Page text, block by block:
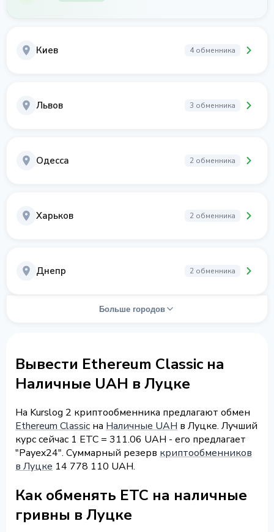
Киев 4 обменника
Львов 3 обменника
Одесса 2 обменника
Харьков 2 обменника
Днепр 2 обменника
Больше городов
Вывести Ethereum Classic на
Наличные UAH в Луцке
На Kurslog 2 криптообменника предлагают обмен
Ethereum Classic на Наличные UAH в Луцке. Лучший
курс сейчас 1 ETC = 311.06 UAH - его предлагает
"Payex24". Суммарный резерв криптообменников
в Луцке 14 778 110 UAH.
Как обменять ETC на наличные
гривны в Луцке